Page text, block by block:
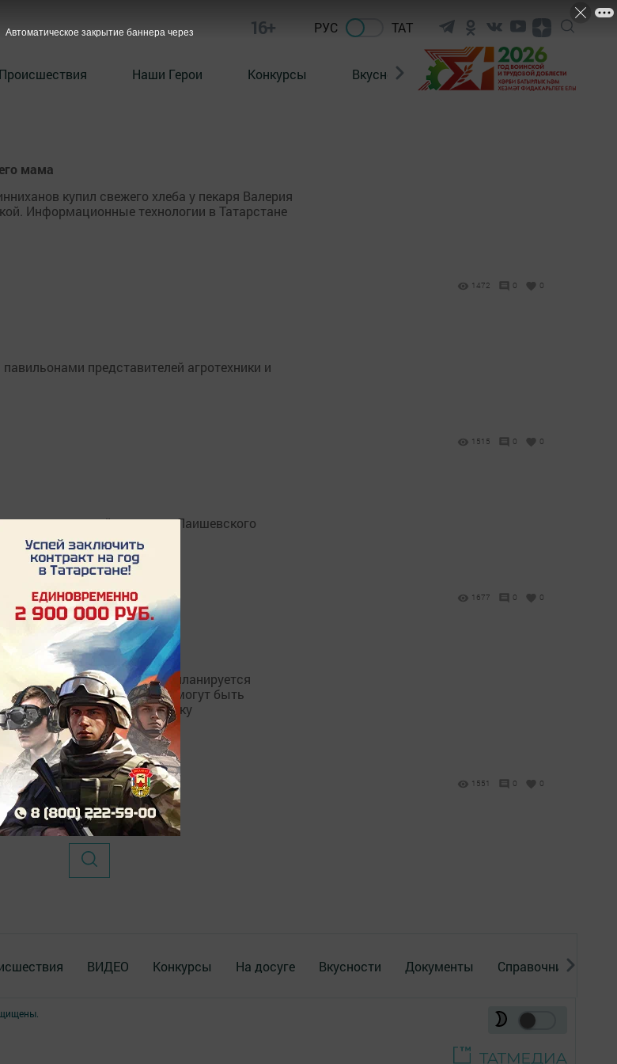
16+ РУС ТАТ
Происшествия Наши Герои Конкурсы Вкусности Фотогалерея
мама
купил свежего хлеба у пекаря Валерия
Информационные технологии в Татарстане
1472 0 0
представителей агротехники и
1515 0 0
принимающей стороны - Лаишевского
1677 0 0
«День поля - 2020» планируется
ситуацией даты могут быть
на профилактику
1551 0 0
ВИДЕО Конкурсы На досуге Вкусности Документы Справочник
Автоматическое закрытие баннера через